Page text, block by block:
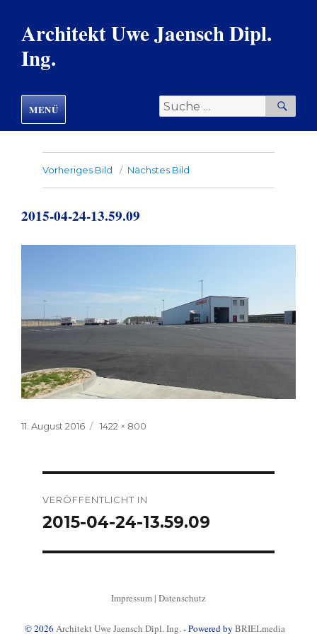
Architekt Uwe Jaensch Dipl.
Ing.
Suche
nach:
MENÜ
Vorheriges Bild Nächstes Bild
2015-04-24-13.59.09
Veröffentlicht
11. August 2016
Volle
1422 × 800
VERÖFFENTLICHT IN
2015-04-24-13.59.09
Impressum | Datenschutz
© 2026 Architekt Uwe Jaensch Dipl. Ing.- Powered by BRIELmedia